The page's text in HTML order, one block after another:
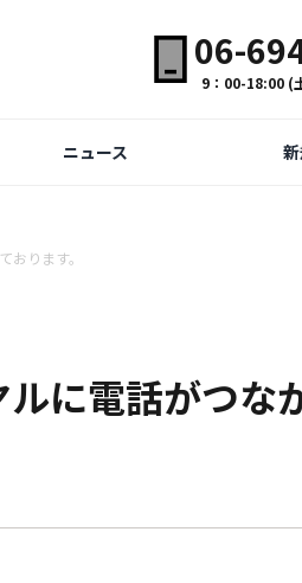
06-
9：00-18:00 (
ニュース
ります。
に電話がつな